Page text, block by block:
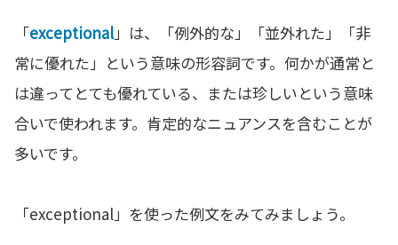
「exceptional」は、「例外的な」「並外れた」「非
常に優れた」という意味の形容詞です。何かが通常と
は違ってとても優れている、または珍しいという意味
合いで使われます。肯定的なニュアンスを含むことが
多いです。
「exceptional」を使った例文をみてみましょう。